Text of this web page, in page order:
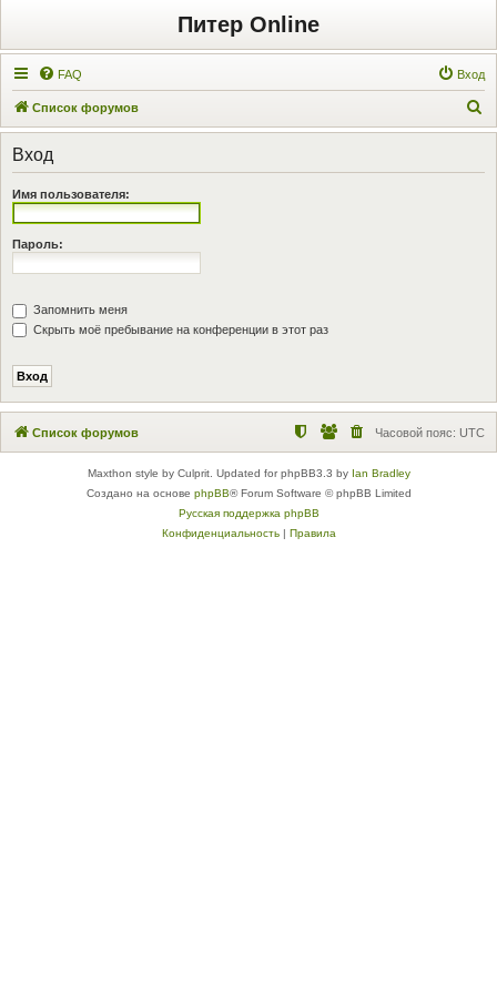
Питер Online
FAQ Вход
Список форумов
о
Вход
Имя пользователя:
Пароль:
Запомнить меня
Скрыть моё пребывание на конференции в этот раз
Список форумов Часовой пояс: UTC
Maxthon style by Culprit. Updated for phpBB3.3 by Ian Bradley
Создано на основе phpBB® Forum Software © phpBB Limited
Русская поддержка phpBB
Конфиденциальность| Правила